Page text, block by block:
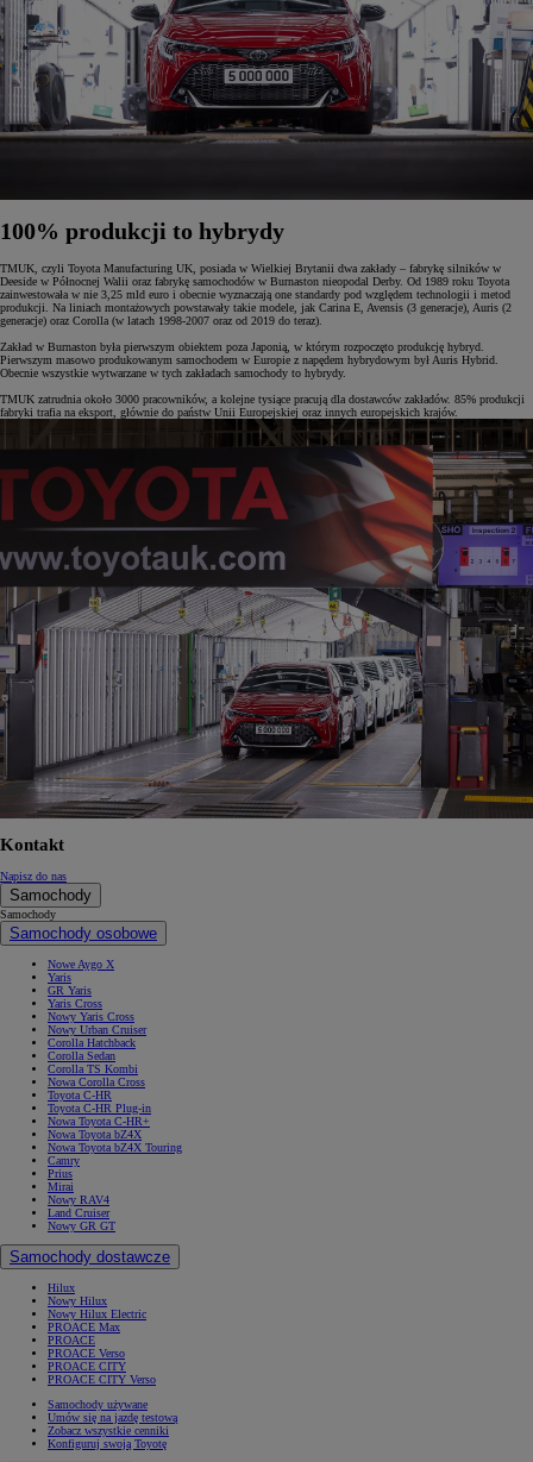
100% produkcji to hybrydy
TMUK, czyli Toyota Manufacturing UK, posiada w Wielkiej Brytanii dwa zakłady – fabrykę silników w
Deeside w Północnej Walii oraz fabrykę samochodów w Burnaston nieopodal Derby. Od 1989 roku Toyota
zainwestowała w nie 3,25 mld euro i obecnie wyznaczają one standardy pod względem technologii i metod
produkcji. Na liniach montażowych powstawały takie modele, jak Carina E, Avensis (3 generacje), Auris (2
generacje) oraz Corolla (w latach 1998-2007 oraz od 2019 do teraz).
Zakład w Burnaston była pierwszym obiektem poza Japonią, w którym rozpoczęto produkcję hybryd.
Pierwszym masowo produkowanym samochodem w Europie z napędem hybrydowym był Auris Hybrid.
Obecnie wszystkie wytwarzane w tych zakładach samochody to hybrydy.
TMUK zatrudnia około 3000 pracowników, a kolejne tysiące pracują dla dostawców zakładów. 85% produkcji
fabryki trafia na eksport, głównie do państw Unii Europejskiej oraz innych europejskich krajów.
Kontakt
Napisz do nas
Samochody
Samochody
Samochody osobowe
Nowe Aygo X
Yaris
GR Yaris
Yaris Cross
Nowy Yaris Cross
Nowy Urban Cruiser
Corolla Hatchback
Corolla Sedan
Corolla TS Kombi
Nowa Corolla Cross
Toyota C-HR
Toyota C-HR Plug-in
Nowa Toyota C-HR+
Nowa Toyota bZ4X
Nowa Toyota bZ4X Touring
Camry
Prius
Mirai
Nowy RAV4
Land Cruiser
Nowy GR GT
Samochody dostawcze
Hilux
Nowy Hilux
Nowy Hilux Electric
PROACE Max
PROACE
PROACE Verso
PROACE CITY
PROACE CITY Verso
Samochody używane
Umów się na jazdę testową
Zobacz wszystkie cenniki
Konfiguruj swoją Toyotę